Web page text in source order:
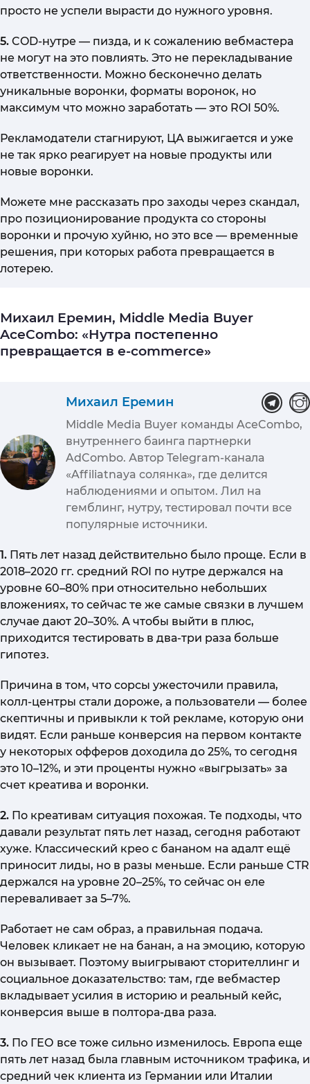
просто не успели вырасти до нужного уровня.
5. COD-нутре — пизда, и к сожалению вебмастера
не могут на это повлиять. Это не перекладывание
ответственности. Можно бесконечно делать
уникальные воронки, форматы воронок, но
максимум что можно заработать — это ROI 50%.
Рекламодатели стагнируют, ЦА выжигается и уже
не так ярко реагирует на новые продукты или
новые воронки.
Можете мне рассказать про заходы через скандал,
про позиционирование продукта со стороны
воронки и прочую хуйню, но это все — временные
решения, при которых работа превращается в
лотерею.
Михаил Еремин, Middle Media Buyer
AceCombo: «Нутра постепенно
превращается в e-commercе»
Михаил Еремин
Middle Media Buyer команды AceCombo,
внутреннего баинга партнерки
AdCombo. Автор Telegram-канала
«Affiliatnaya солянка», где делится
наблюдениями и опытом. Лил на
гемблинг, нутру, тестировал почти все
популярные источники.
1. Пять лет назад действительно было проще. Если в
2018–2020 гг. средний ROI по нутре держался на
уровне 60–80% при относительно небольших
вложениях, то сейчас те же самые связки в лучшем
случае дают 20–30%. А чтобы выйти в плюс,
приходится тестировать в два-три раза больше
гипотез.
Причина в том, что сорсы ужесточили правила,
колл-центры стали дороже, а пользователи — более
скептичны и привыкли к той рекламе, которую они
видят. Если раньше конверсия на первом контакте
у некоторых офферов доходила до 25%, то сегодня
это 10–12%, и эти проценты нужно «выгрызать» за
счет креатива и воронки.
2. По креативам ситуация похожая. Те подходы, что
давали результат пять лет назад, сегодня работают
хуже. Классический крео с бананом на адалт ещё
приносит лиды, но в разы меньше. Если раньше CTR
держался на уровне 20–25%, то сейчас он еле
переваливает за 5–7%.
Работает не сам образ, а правильная подача.
Человек кликает не на банан, а на эмоцию, которую
он вызывает. Поэтому выигрывают сторителлинг и
социальное доказательство: там, где вебмастер
вкладывает усилия в историю и реальный кейс,
конверсия выше в полтора-два раза.
3. По ГЕО все тоже сильно изменилось. Европа еще
пять лет назад была главным источником трафика, и
средний чек клиента из Германии или Италии